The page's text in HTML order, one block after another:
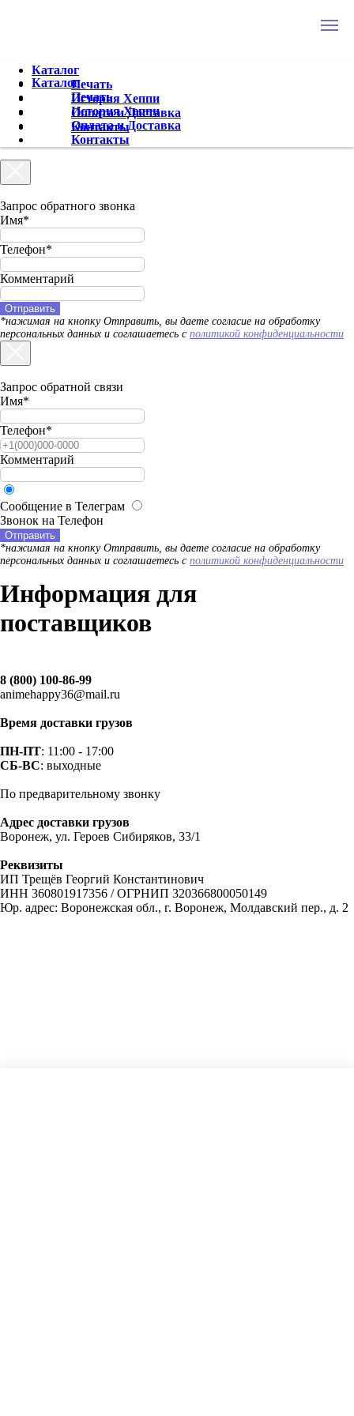
Каталог
Печать
История Хеппи
Оплата и Доставка
Контакты
Каталог
Печать
История Хеппи
Оплата и Доставка
Контакты
Запрос обратного звонка
Имя*
Телефон*
Комментарий
Отправить
*нажимая на кнопку Отправить, вы даете согласие на обработку
персональных данных и соглашаетесь c политикой конфиденциальности
Запрос обратной связи
Имя*
Телефон*
Комментарий
Сообщение в Телеграм
Звонок на Телефон
Отправить
*нажимая на кнопку Отправить, вы даете согласие на обработку
персональных данных и соглашаетесь c политикой конфиденциальности
Информация для
поставщиков
8 (800) 100-86-99
animehappy36@mail.ru
Время доставки грузов
ПН-ПТ: 11:00 - 17:00
СБ-ВС: выходные
По предварительному звонку
Адрес доставки грузов
Воронеж, ул. Героев Сибиряков, 33/1
Реквизиты
ИП Трещёв Георгий Константинович
ИНН 360801917356 / ОГРНИП 320366800050149
Юр. адрес: Воронежская обл., г. Воронеж, Молдавский пер., д. 2